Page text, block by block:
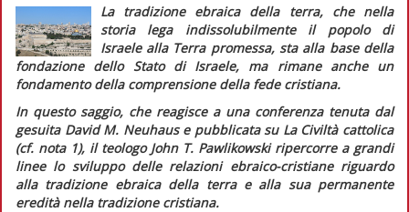
La tradizione ebraica della terra, che nella
storia lega indissolubilmente il popolo di
Israele alla Terra promessa, sta alla base della
fondazione dello Stato di Israele, ma rimane anche un
fondamento della comprensione della fede cristiana.
In questo saggio, che reagisce a una conferenza tenuta dal
gesuita David M. Neuhaus e pubblicata su La Civiltà cattolica
(cf. nota 1), il teologo John T. Pawlikowski ripercorre a grandi
linee lo sviluppo delle relazioni ebraico-cristiane riguardo
alla tradizione ebraica della terra e alla sua permanente
eredità nella tradizione cristiana.